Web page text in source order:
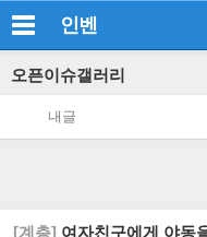
인벤
오픈이슈갤러리
내글
[계층] 여자친구에게 야동